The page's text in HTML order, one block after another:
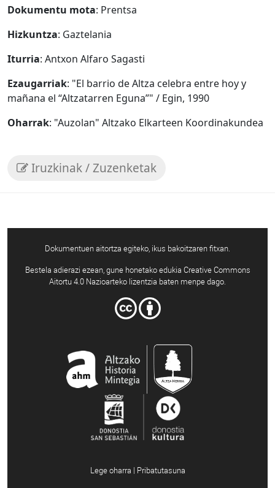
Dokumentu mota: Prentsa
Hizkuntza: Gaztelania
Iturria: Antxon Alfaro Sagasti
Ezaugarriak: "El barrio de Altza celebra entre hoy y
mañana el “Altzatarren Eguna”" / Egin, 1990
Oharrak: "Auzolan" Altzako Elkarteen Koordinakundea
Iruzkinak / Zuzenketak
Dokumentuen aitortza egiteko, ikus bakoitzaren fitxan.
Bestela adierazi ezean, gune honetako edukia Creative Commons
Aitortu 4.0 Nazioarteko lizentzia baten menpe dago.
Lege oharra | Pribatutasuna